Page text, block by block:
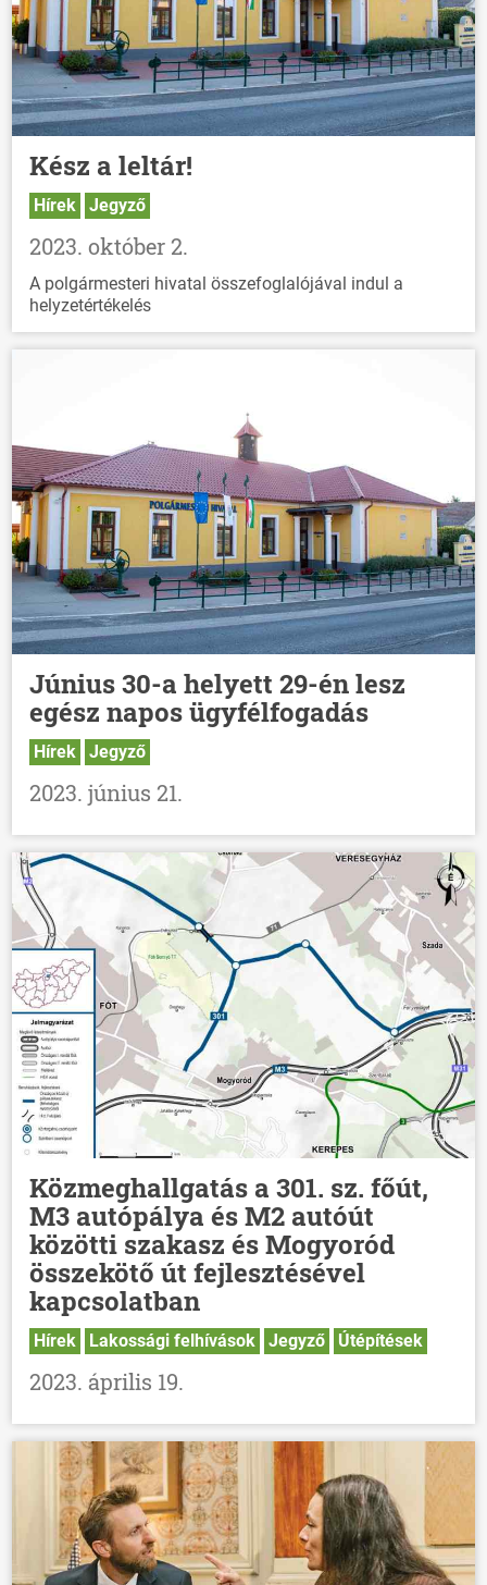
HÍREK
VÁLASZTÁSOK
Kész a leltár!
Hírek Jegyző
2023. október 2.
A polgármesteri hivatal összefoglalójával indul a
helyzetértékelés
Június 30-a helyett 29-én lesz
egész napos ügyfélfogadás
Hírek Jegyző
2023. június 21.
Közmeghallgatás a 301. sz. főút,
M3 autópálya és M2 autóút
közötti szakasz és Mogyoród
összekötő út fejlesztésével
kapcsolatban
Hírek Lakossági felhívások Jegyző Útépítések
2023. április 19.